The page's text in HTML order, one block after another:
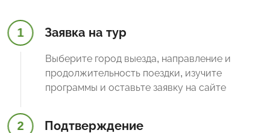
1 Заявка на тур
Выберите город выезда, направление и
продолжительность поездки, изучите
программы и оставьте заявку на сайте
2 Подтверждение